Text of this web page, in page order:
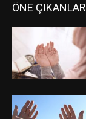
ÖNE ÇIKANLAR